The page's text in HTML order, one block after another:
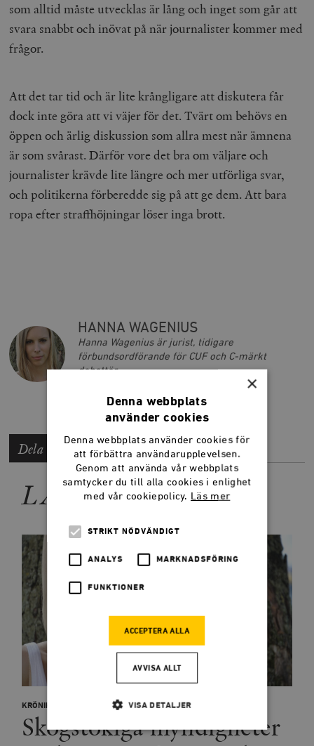
som alltid måste utvecklas är lång och inget som går att
svara snabbt och inövat på när journalister kommer med
frågor.
Att det tar tid och är lite krångligare att diskutera får
dock inte göra att vi väjer för det. Tvärt om behövs en
öppen och ärlig diskussion som allra mest när ämnena
är som svårast. Därför vore det bra om väljare och
journalister krävde lite längre och mer utförliga svar,
och politikerna förberedde sig på att ge dem. Att bara
ropa efter straffhöjningar löser inga brott.
HANNA WAGENIUS
Hanna Wagenius är jurist, tidigare
förbundsordförande för CUF och C-märkt
debattör.
Dela artikeln
LÄS MER
KRÖNIKOR
Skogstokiga myndigheter
×
Denna webbplats
använder cookies
Denna webbplats använder cookies för
att förbättra användarupplevelsen.
Genom att använda vår webbplats
samtycker du till alla cookies i enlighet
med vår cookiepolicy. Läs mer
STRIKT NÖDVÄNDIGT
ANALYS MARKNADSFÖRING
FUNKTIONER
ACCEPTERA ALLA
AVVISA ALLT
VISA DETALJER